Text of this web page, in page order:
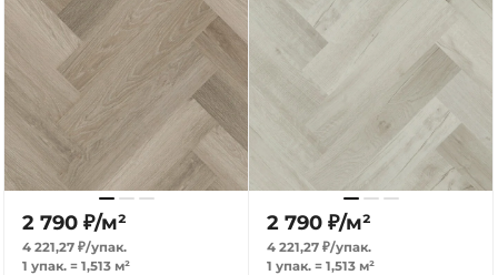
2 790 ₽/м²
4 221,27 ₽/упак.
1 упак. = 1,513 м²
2 790 ₽/м²
4 221,27 ₽/упак.
1 упак. = 1,513 м²